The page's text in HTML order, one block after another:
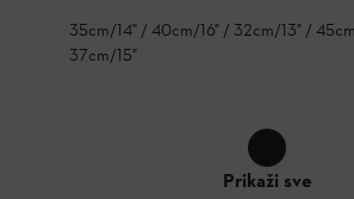
35cm/14" / 40cm/16" / 32cm/13" /
37cm/15"
Prikaži sve